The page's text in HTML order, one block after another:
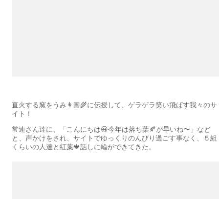
直火する窯をうみ👩🏼‍🌾に伝授して、ゲラゲラ笑い飛ばす我々のサ
イト！
常連さん達に、「こんにちは😃今年は落ち葉🍂が早いね〜」など
と、声かけをされ、サイトでゆっくりのんびり過ごす事なく、５組
くらいの人達と紅葉🍁話しに輪ができてきた。